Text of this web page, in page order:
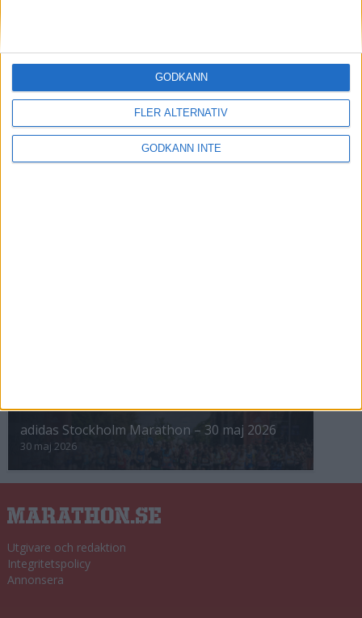
FLER ALTERNATIV
GODKÄNN INTE
GODKÄNN
ASIEN
Berlin Marathon - ett lopp genom
8 okt 1995• Arkiv• Reseberättelser från
adidas Stockholm Marathon – 30 maj 2026
30 maj 2026
Utgivare och redaktion
Integritetspolicy
Annonsera